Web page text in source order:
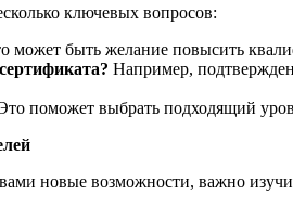
ключевых вопросов:
может быть желание повысить
Например,
поможет выбрать подходящий
новые возможности, важно